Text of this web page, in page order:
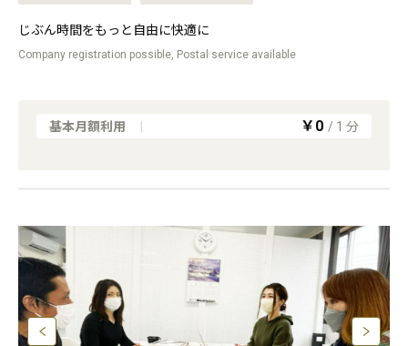
じぶん時間をもっと自由に快適に
Company registration possible, Postal service available
基本月額利用 | ￥0 / 1 分